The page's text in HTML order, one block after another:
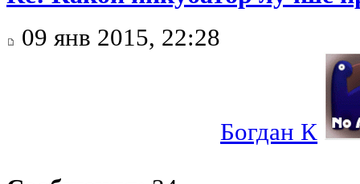
09 янв 2015, 22:28
Богдан К